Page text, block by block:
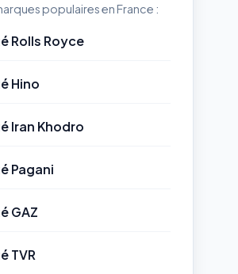
populaires en France :
Rolls Royce
Hino
Iran Khodro
Pagani
GAZ
TVR